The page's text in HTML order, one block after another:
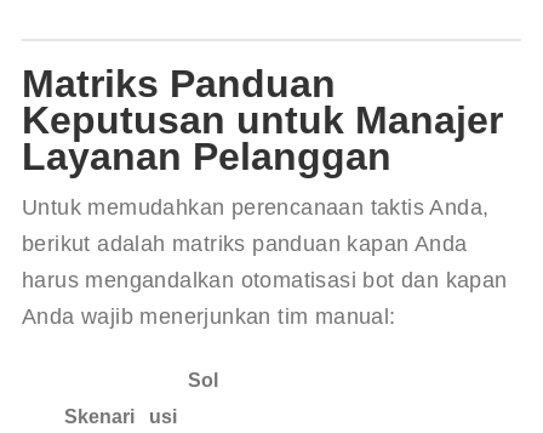
Matriks Panduan
Keputusan untuk Manajer
Layanan Pelanggan
Untuk memudahkan perencanaan taktis Anda,
berikut adalah matriks panduan kapan Anda
harus mengandalkan otomatisasi bot dan kapan
Anda wajib menerjunkan tim manual:
Skenari
Sol
usi